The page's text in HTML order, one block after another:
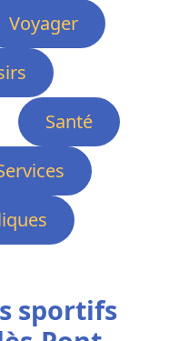
Voyager
Santé
sportifs